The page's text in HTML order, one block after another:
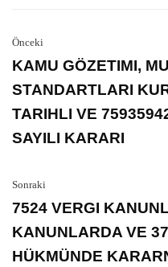
Önceki
KAMU GÖZETIMI,
STANDARTLARI
TARIHLI VE
SAYILI KARARI
Sonraki
7524 VERGI
KANUNLARDA VE
HÜKMÜNDE